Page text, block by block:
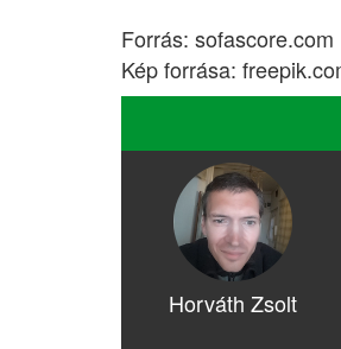
Forrás: sofascore.com
Kép forrása:
Horváth Zsolt